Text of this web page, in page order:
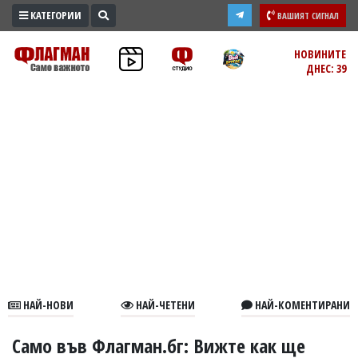
ПРОМО
ЗОНА
В
КАТЕГОРИИ ВАШИЯТ СИГНАЛ
НОВИНИТЕ
ДНЕС: 39
НАЙ-НОВИ НАЙ-ЧЕТЕНИ НАЙ-КОМЕНТИРАНИ
Само във Флагман.бг: Вижте как ще